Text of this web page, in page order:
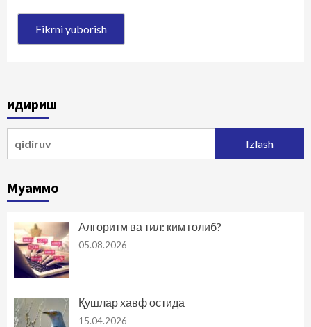
Қидириш
Муаммо
Алгоритм ва тил: ким ғолиб?
05.08.2026
Қушлар хавф остида
15.04.2026